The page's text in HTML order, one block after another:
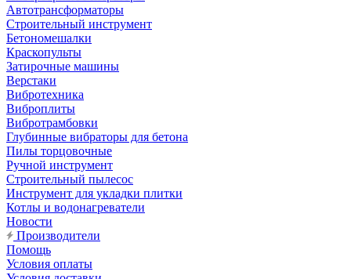
Автотрансформаторы
Строительный инструмент
Бетономешалки
Краскопульты
Затирочные машины
Верстаки
Вибротехника
Виброплиты
Вибротрамбовки
Глубинные вибраторы для бетона
Пилы торцовочные
Ручной инструмент
Строительный пылесос
Инструмент для укладки плитки
Котлы и водонагреватели
Новости
Производители
Помощь
Условия оплаты